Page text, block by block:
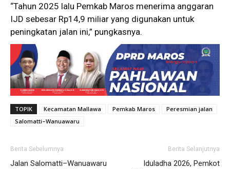
“Tahun 2025 lalu Pemkab Maros menerima anggaran
IJD sebesar Rp14,9 miliar yang digunakan untuk
peningkatan jalan ini,” pungkasnya.
TOPIK Kecamatan Mallawa Pemkab Maros
Peresmian jalan
Salomatti–Wanuawaru
Berita Sebelumnya
Jalan Salomatti–Wanuawaru
Berita Selanjutnya
Iduladha 2026, Pemkot